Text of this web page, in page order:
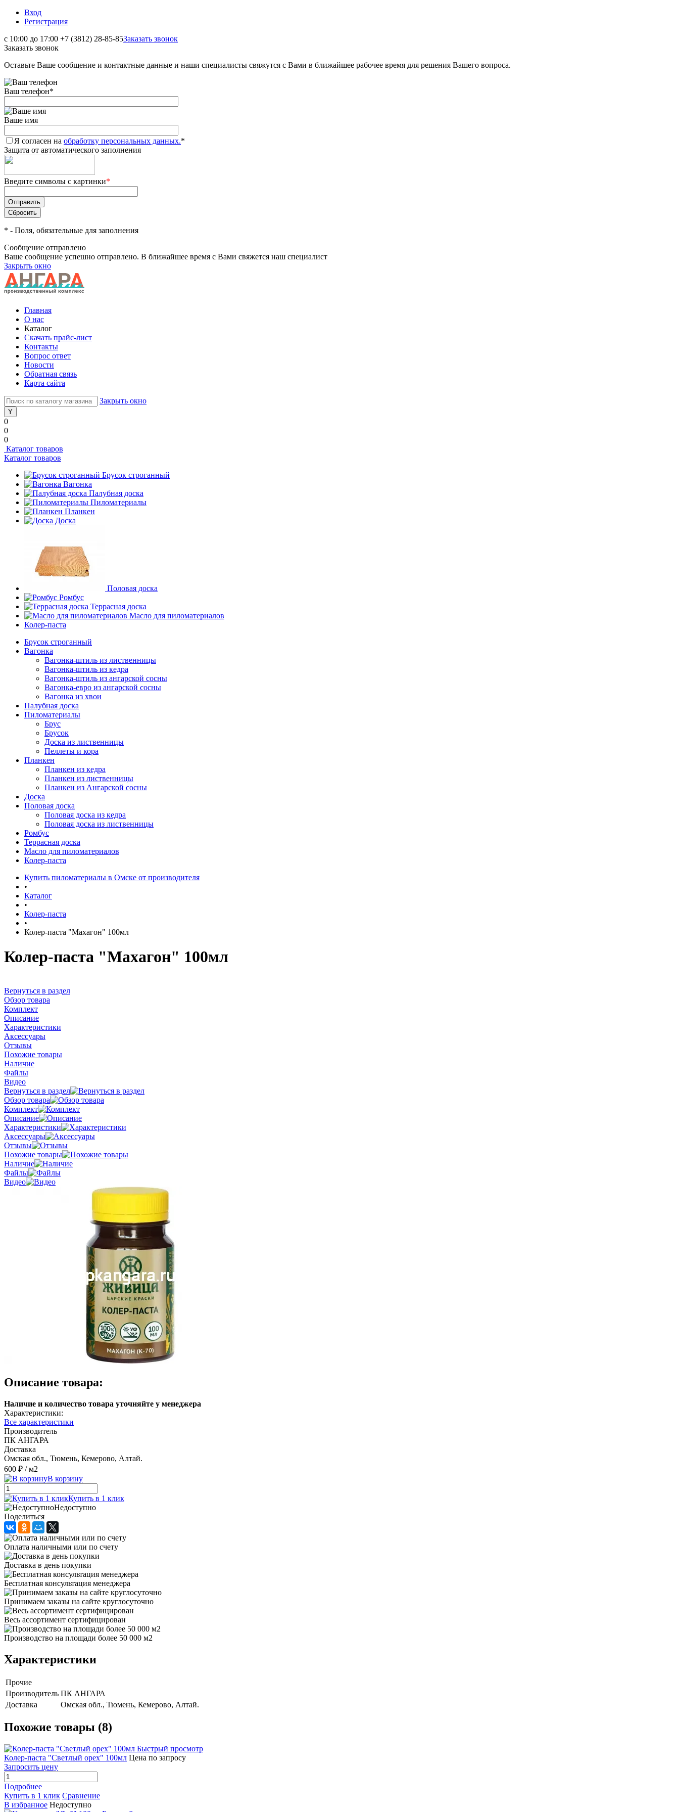
Вход
Регистрация
с 10:00 до 17:00 +7 (3812) 28-85-85Заказать звонок
Заказать звонок
Оставьте Ваше сообщение и контактные данные и наши специалисты свяжутся с Вами в ближайшее рабочее время для решения Вашего вопроса.
Ваш телефон*
Ваше имя
Я согласен на обработку персональных данных.*
Защита от автоматического заполнения
Введите символы с картинки*
* - Поля, обязательные для заполнения
Сообщение отправлено
Ваше сообщение успешно отправлено. В ближайшее время с Вами свяжется наш специалист
Закрыть окно
Главная
О нас
Каталог
Скачать прайс-лист
Контакты
Вопрос ответ
Новости
Обратная связь
Карта сайта
Закрыть окно
0
0
0
Каталог товаров
Каталог товаров
Брусок строганный
Вагонка
Палубная доска
Пиломатериалы
Планкен
Доска
Половая доска
Ромбус
Террасная доска
Масло для пиломатериалов
Колер-паста
Брусок строганный
Вагонка
Вагонка-штиль из лиственницы
Вагонка-штиль из кедра
Вагонка-штиль из ангарской сосны
Вагонка-евро из ангарской сосны
Вагонка из хвои
Палубная доска
Пиломатериалы
Брус
Брусок
Доска из лиственницы
Пеллеты и кора
Планкен
Планкен из кедра
Планкен из лиственницы
Планкен из Ангарской сосны
Доска
Половая доска
Половая доска из кедра
Половая доска из лиственницы
Ромбус
Террасная доска
Масло для пиломатериалов
Колер-паста
Купить пиломатериалы в Омске от производителя
•
Каталог
•
Колер-паста
•
Колер-паста "Махагон" 100мл
Колер-паста "Махагон" 100мл
Вернуться в раздел
Обзор товара
Комплект
Описание
Характеристики
Аксессуары
Отзывы
Похожие товары
Наличие
Файлы
Видео
Вернуться в раздел
Обзор товара
Комплект
Описание
Характеристики
Аксессуары
Отзывы
Похожие товары
Наличие
Файлы
Видео
Описание товара:
Наличие и количество товара уточняйте у менеджера
Характеристики:
Все характеристики
Производитель
ПК АНГАРА
Доставка
Омская обл., Тюмень, Кемерово, Алтай.
600 ₽ / м2
В корзину
Купить в 1 клик
Недоступно
Поделиться
Оплата наличными или по счету
Доставка в день покупки
Бесплатная консультация менеджера
Принимаем заказы на сайте круглосуточно
Весь ассортимент сертифицирован
Производство на площади более 50 000 м2
Характеристики
Прочие
Производитель ПК АНГАРА
Доставка
Омская обл., Тюмень, Кемерово, Алтай.
Похожие товары (8)
Быстрый просмотр
Колер-паста "Светлый орех" 100мл Цена по запросу
Запросить цену
Подробнее
Купить в 1 клик Сравнение
В избранное Недоступно